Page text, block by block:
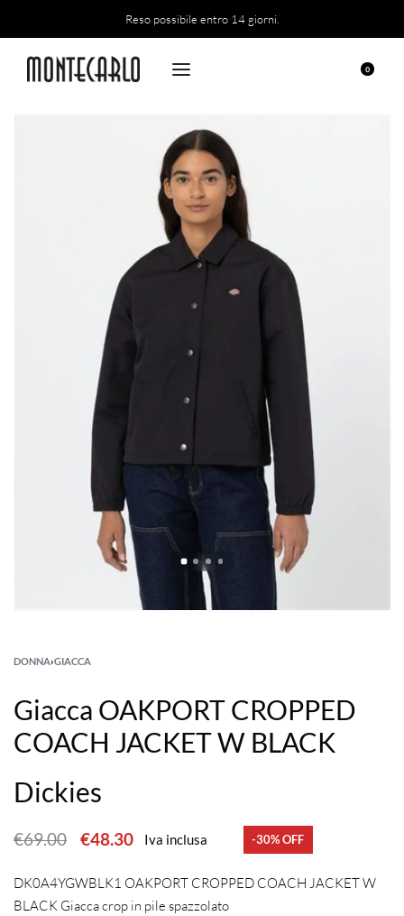
Reso possibile entro 14 giorni.
0
DONNA›GIACCA
Giacca OAKPORT CROPPED
COACH JACKET W BLACK
Dickies
€69.00 €48.30 Iva inclusa -30% OFF
DK0A4YGWBLK1 OAKPORT CROPPED COACH JACKET W
BLACK Giacca crop in pile spazzolato